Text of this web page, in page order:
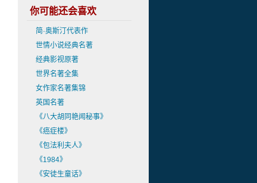
你可能还会喜欢
简·奥斯汀代表作
世情小说经典名著
经典影视原著
世界名著全集
女作家名著集锦
英国名著
《八大胡同艳闻秘事》
《癌症楼》
《包法利夫人》
《1984》
《安徒生童话》